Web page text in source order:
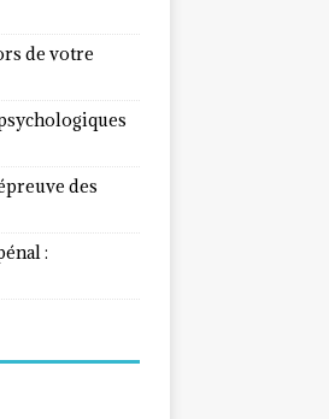
de votre
des
: